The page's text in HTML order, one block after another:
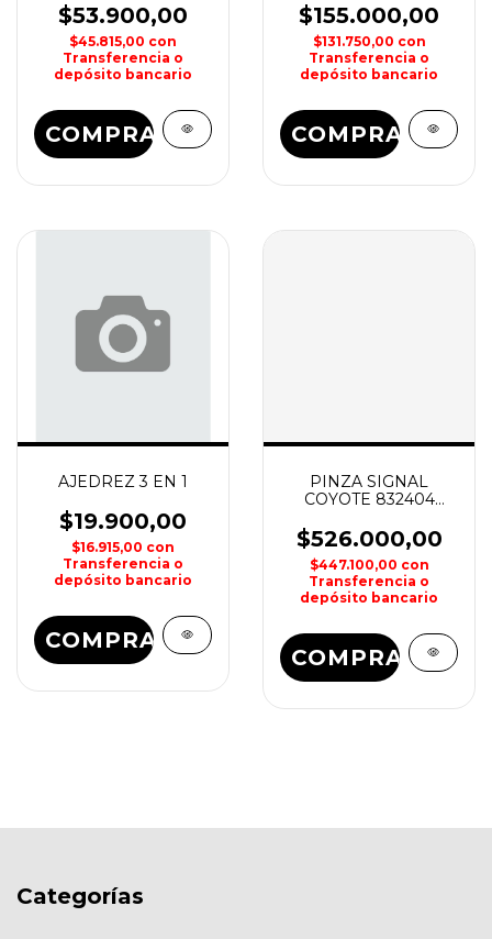
$53.900,00
$45.815,00 con
Transferencia o
depósito bancario
COMPRAR
$155.000,00
$131.750,00 con
Transferencia o
depósito bancario
COMPRAR
AJEDREZ 3 EN 1
$19.900,00
$16.915,00 con
Transferencia o
depósito bancario
PINZA SIGNAL
COYOTE 832404
$526.000,00
$447.100,00 con
Transferencia o
depósito bancario
Categorías